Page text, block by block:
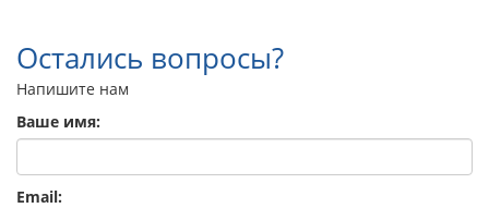
Остались вопросы?
Напишите нам
Ваше имя:
Email: